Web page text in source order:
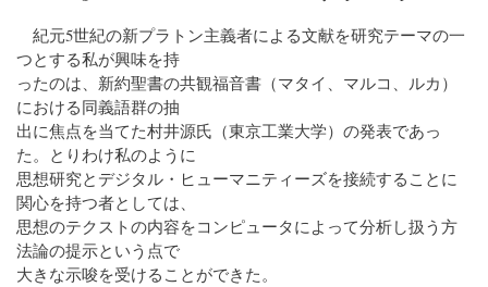
紀元5世紀の新プラトン主義者による文献を研究テーマの一
つとする私が興味を持
ったのは、新約聖書の共観福音書（マタイ、マルコ、ルカ）
における同義語群の抽
出に焦点を当てた村井源氏（東京工業大学）の発表であっ
た。とりわけ私のように
思想研究とデジタル・ヒューマニティーズを接続することに
関心を持つ者としては、
思想のテクストの内容をコンピュータによって分析し扱う方
法論の提示という点で
大きな示唆を受けることができた。